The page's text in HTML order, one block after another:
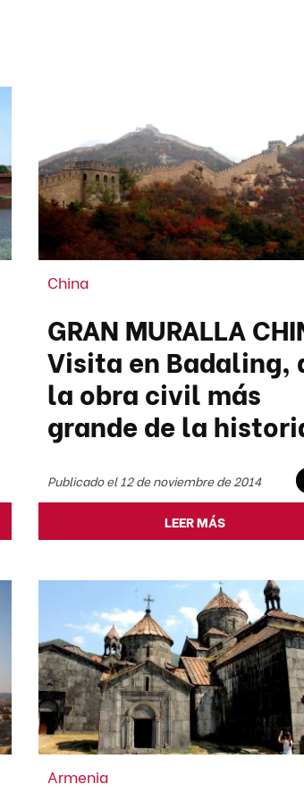
China
GRAN MURALLA
Visita en Badaling,
la obra civil más
grande de la
Publicado el 12 de noviembre de 2014
LEER MÁS
Armenia